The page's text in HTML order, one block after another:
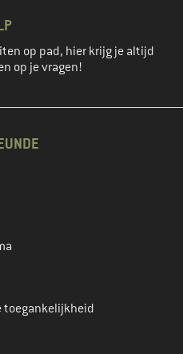
op pad, hier krijg je altijd
op je vragen!
toegankelijkheid